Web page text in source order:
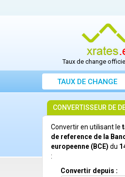
Taux de change
TAUX DE CHANGE
CONVERTISSEUR DE
Convertir en utilisant le
de reference de la
europeenne (BCE) du
:
Convertir depuis :